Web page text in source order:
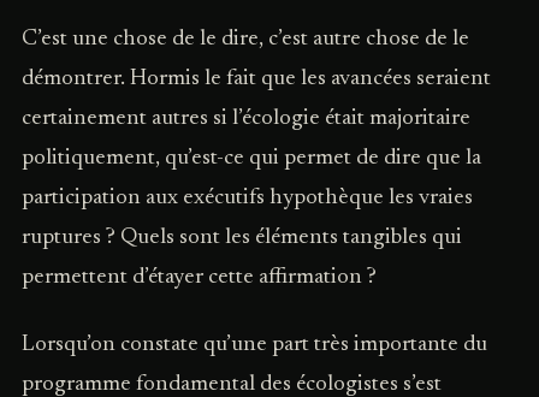
C’est une chose de le dire, c’est autre chose de le
démontrer. Hormis le fait que les avancées seraient
certainement autres si l’écologie était majoritaire
politiquement, qu’est-ce qui permet de dire que la
participation aux exécutifs hypothèque les vraies
ruptures ? Quels sont les éléments tangibles qui
permettent d’étayer cette affirmation ?
Lorsqu’on constate qu’une part très importante du
programme fondamental des écologistes s’est